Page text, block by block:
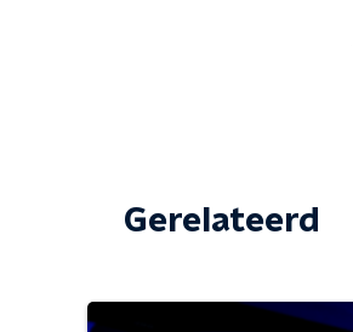
Gerelateerd